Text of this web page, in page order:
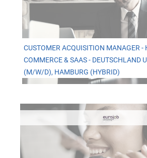
CUSTOMER ACQUISITION MANAGER -
COMMERCE & SAAS - DEUTSCHLAND
(M/W/D), HAMBURG (HYBRID)